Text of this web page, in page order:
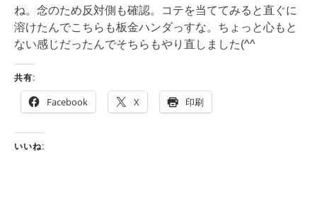
ね。念のため反対側も確認。コテを当ててみると直ぐに
溶けたんでこちらも板金ハンダっすな。ちょっと心もと
ない感じだったんでそちらもやり直しました(^^
共有:
Facebook X 印刷
いいね: